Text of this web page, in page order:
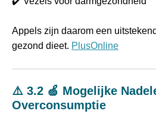
Appels zijn daarom een
gezond dieet. PlusOnline
⚠️ 3.2 🍏 Mogelijke
Overconsumptie